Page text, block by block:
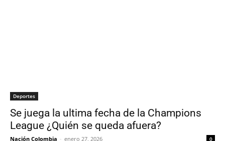
Deportes
Se juega la ultima fecha de la Champions
League ¿Quién se queda afuera?
Nación Colombia - enero 27, 2026 0